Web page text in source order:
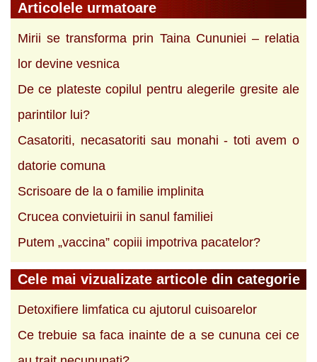
Articolele urmatoare
Mirii se transforma prin Taina Cununiei – relatia
lor devine vesnica
De ce plateste copilul pentru alegerile gresite ale
parintilor lui?
Casatoriti, necasatoriti sau monahi - toti avem o
datorie comuna
Scrisoare de la o familie implinita
Crucea convietuirii in sanul familiei
Putem „vaccina” copiii impotriva pacatelor?
Cele mai vizualizate articole din categorie
Detoxifiere limfatica cu ajutorul cuisoarelor
Ce trebuie sa faca inainte de a se cununa cei ce